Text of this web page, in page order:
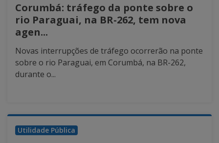
Corumbá: tráfego da ponte sobre o
rio Paraguai, na BR-262, tem nova
agen...
Novas interrupções de tráfego ocorrerão na ponte
sobre o rio Paraguai, em Corumbá, na BR-262,
durante o...
Utilidade Pública